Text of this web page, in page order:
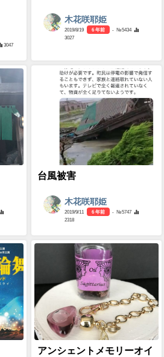
3047
木花咲耶姫
2019/8/19 6 年前
- №5434
3027
台風被害
木花咲耶姫
2019/9/11 6 年前
- №5747
2318
アンシェントメモリーオイ